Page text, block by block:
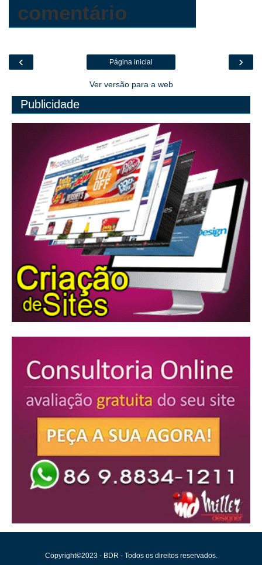
comentário
‹ ›
Página inicial
Ver versão para a web
Publicidade
Copyright©2023 - BDR - Todos os direitos reservados.